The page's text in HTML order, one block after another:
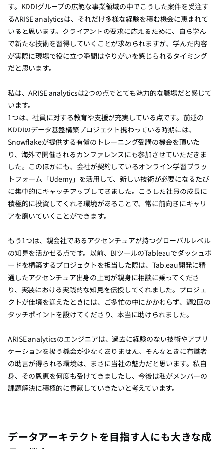
す。KDDIグループの広範な事業領域の中でこうした案件を受注す
るARISE analyticsは、それだけ多様な経験を積む機会に恵まれて
いると思います。クライアントの要求に応えるために、自ら学ん
で新たな技術を習得していくことが求められますが、学んだ内容
が実際に現場で役に立つ瞬間はやりがいを感じられるタイミング
だと思います。
私は、ARISE analyticsは2つの点でとても魅力的な職場だと感じて
います。
1つは、社員に対する教育や支援が充実している点です。前述の
KDDIのデータ基盤構築プロジェクト携わっている時期には、
Snowflakeが提供する有償のトレーニング受講の機会を頂いた
り、海外で開催されるカンファレンスにも参加させていただきま
した。このほかにも、会社が契約しているオンライン学習プラッ
トフォーム「Udemy」を活用して、新しい技術が必要になるたび
に集中的にキャッチアップしてきました。こうした社員の成長に
積極的に投資してくれる環境があることで、常に前向きにキャリ
アを磨いていくことができます。
もう1つは、親会社であるアクセンチュアが持つグローバルレベル
の知見を活かせる点です。以前、BIツールのTableauでダッシュボ
ードを構築するプロジェクトを担当した際は、Tableau開発に精
通したアクセンチュア出身の上司が親身に相談に乗ってくださ
り、実装における実践的な知見を伝授してくれました。プロジェ
クトが佳境を迎えたときには、ご多忙の中にかかわらず、週2回の
タッチポイントを設けてくださり、本当に助けられました。
ARISE analyticsのエンジニアは、過去に経験のない技術やアプリ
ケーションを扱う機会が少なくありません。そんなときに有識者
の助言が得られる環境は、まさに当社の魅力だと思います。私自
身、その恩恵を何度も受けてきましたし、今後は私がメンバーの
課題解決に積極的に貢献していきたいと考えています。
データアーキテクトを目指す人にも大きな成